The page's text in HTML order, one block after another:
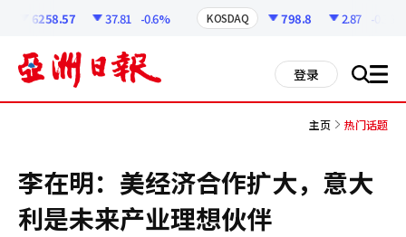
6258.57 37.81 -0.6% KOSDAQ 798.8 2.87 -0.36%
登录 搜 all
主页 热门话题
李在明：美经济合作扩大，意大
利是未来产业理想伙伴